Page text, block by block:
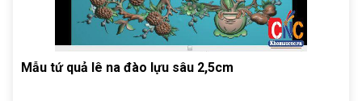
Mẫu tứ quả lê na đào lựu sâu 2,5cm